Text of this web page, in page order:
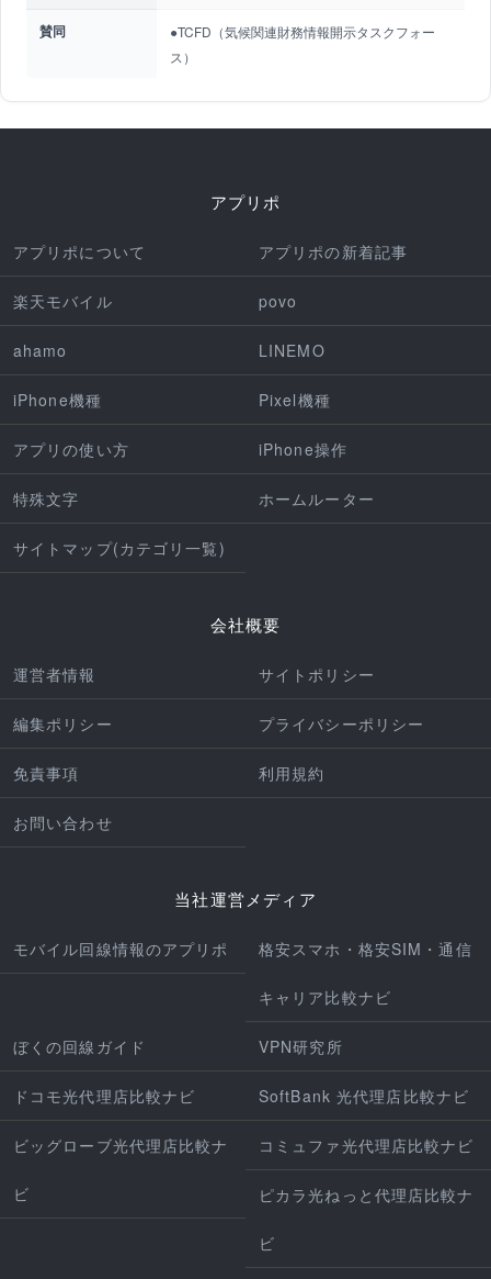
賛同
●TCFD（気候関連財務情報開示タスクフォー
ス）
アプリポ
アプリポについて アプリポの新着記事
楽天モバイル povo
ahamo LINEMO
iPhone機種 Pixel機種
アプリの使い方 iPhone操作
特殊文字 ホームルーター
サイトマップ(カテゴリ一覧)
会社概要
運営者情報 サイトポリシー
編集ポリシー プライバシーポリシー
免責事項 利用規約
お問い合わせ
当社運営メディア
モバイル回線情報のアプリポ 格安スマホ・格安SIM・通信
キャリア比較ナビ
ぼくの回線ガイド VPN研究所
ドコモ光代理店比較ナビ SoftBank 光代理店比較ナビ
ビッグローブ光代理店比較ナ
ビ
コミュファ光代理店比較ナビ
ピカラ光ねっと代理店比較ナ
ビ